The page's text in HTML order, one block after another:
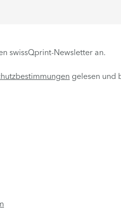
swissQprint-Newsletter an.
gelesen und